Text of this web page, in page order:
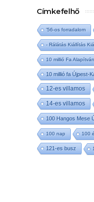
Címkefelhő
'56-os forradalom
- Rálátás Kiállítás
10 millió Fa
10 millió fa Újpest-
12-es villamos
14-es villamos
100 Hangos Mese
100 nap 100
121-es busz